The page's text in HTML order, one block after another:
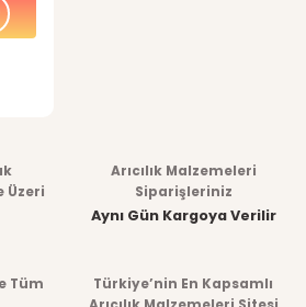
Üzeri
Arıcılık Malzemeleri
Siparişleriniz
Aynı Gün Kargoya Verilir
Tüm
Türkiye’nin En Kapsamlı